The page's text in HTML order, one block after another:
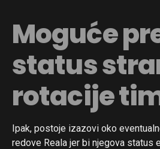
Moguće
status
rotacije
Ipak, postoje izazovi oko
redove Reala jer bi njegova status